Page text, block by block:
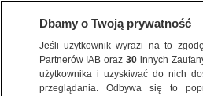
BIZNES
Dbamy o Twoją prywatność
Jeśli użytkownik wyrazi na to
Partnerów IAB oraz30 innych
użytkownika i uzyskiwać do nich
przeglądania. Odbywa się to